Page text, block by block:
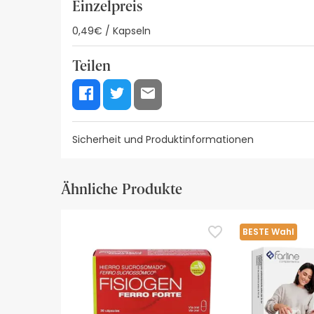
Einzelpreis
0,49€ / Kapseln
Teilen
Sicherheit und Produktinformationen
Visuelle Sicherheitsressourcen
Zurzeit haben wir noch keine Sicherheitsbilder
empfehlen wir Ihnen, die
bitte nicht, uns zu kontaktieren. Wenn Sie
Ähnliche Produkte
BESTE Wahl